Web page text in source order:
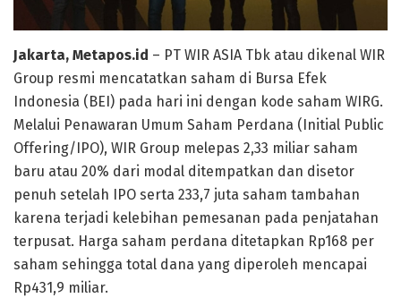
Jakarta, Metapos.id – PT WIR ASIA Tbk atau dikenal WIR
Group resmi mencatatkan saham di Bursa Efek
Indonesia (BEI) pada hari ini dengan kode saham WIRG.
Melalui Penawaran Umum Saham Perdana (Initial Public
Offering/IPO), WIR Group melepas 2,33 miliar saham
baru atau 20% dari modal ditempatkan dan disetor
penuh setelah IPO serta 233,7 juta saham tambahan
karena terjadi kelebihan pemesanan pada penjatahan
terpusat. Harga saham perdana ditetapkan Rp168 per
saham sehingga total dana yang diperoleh mencapai
Rp431,9 miliar.